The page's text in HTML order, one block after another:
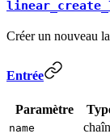
Créer un nouveau
Entrée
Paramètre
name